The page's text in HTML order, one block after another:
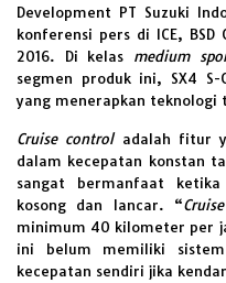
Development PT Suzuki
konferensi pers di ICE, BSD
2016. Di kelas medium
segmen produk ini, SX4
yang menerapkan teknologi
Cruise controladalah fitur
dalam kecepatan konstan
sangat bermanfaat
kosong dan lancar. “
minimum 40 kilometer per
ini belum memiliki
kecepatan sendiri jika